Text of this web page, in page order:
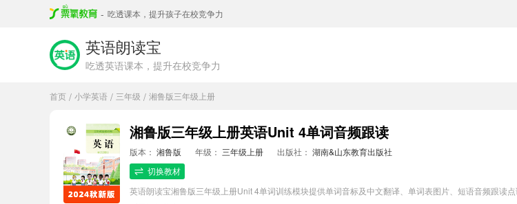
- 吃透课本，提升孩子在校竞争力
英语朗读宝
吃透英语课本，提升在校竞争力
首页 / 小学英语 / 三年级 / 湘鲁版三年级上册
湘鲁版三年级上册英语Unit 4单词音频跟读
版本： 湘鲁版 年级： 三年级上册 出版社： 湖南&山东教育出版社
切换教材
英语朗读宝湘鲁版三年级上册Unit 4单词训练模块提供单词音标及中文翻译、单词表图片、短语音频跟读